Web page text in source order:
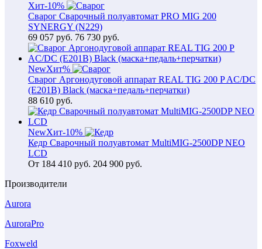
Хит-10%
Сварог Сварочный полуавтомат PRO MIG 200
SYNERGY (N229)
69 057 руб. 76 730 руб.
NewХит%
Сварог Аргонодуговой аппарат REAL TIG 200 P AC/DC
(E201B) Black (маска+педаль+перчатки)
88 610 руб.
NewХит-10%
Кедр Сварочный полуавтомат MultiMIG-2500DP NEO
LCD
От 184 410 руб. 204 900 руб.
Производители
Aurora
AuroraPro
Foxweld